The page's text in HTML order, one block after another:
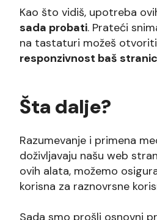
Kao što vidiš, upotreba
sada probati. Prateći
na tastaturi možeš
responzivnost baš
Šta dalje?
Razumevanje i primena
doživljavaju našu web
ovih alata, možemo
korisna za raznovrsne
Sada smo prošli osnovni